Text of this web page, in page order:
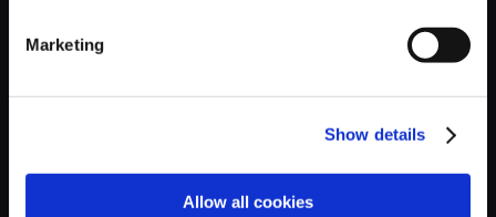
Marketing
Show details
Allow all cookies